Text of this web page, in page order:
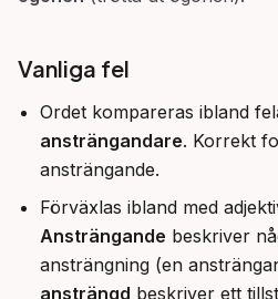
Vanliga fel
Ordet kompareras ibland
ansträngandare. Korrekt
ansträngande.
Förväxlas ibland med
Ansträngande beskriver
ansträngning (en
ansträngd beskriver ett